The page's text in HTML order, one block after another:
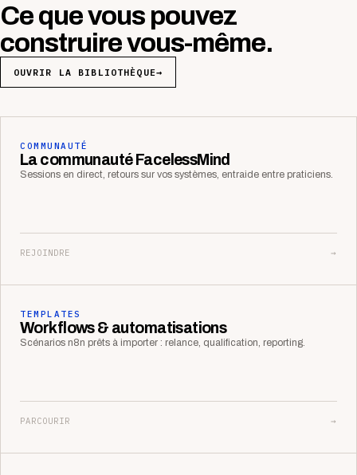
Ce que vous pouvez
construire vous-même.
OUVRIR LA BIBLIOTHÈQUE→
COMMUNAUTÉ
La communauté FacelessMind
Sessions en direct, retours sur vos systèmes, entraide entre praticiens.
REJOINDRE →
TEMPLATES
Workflows & automatisations
Scénarios n8n prêts à importer : relance, qualification, reporting.
PARCOURIR →